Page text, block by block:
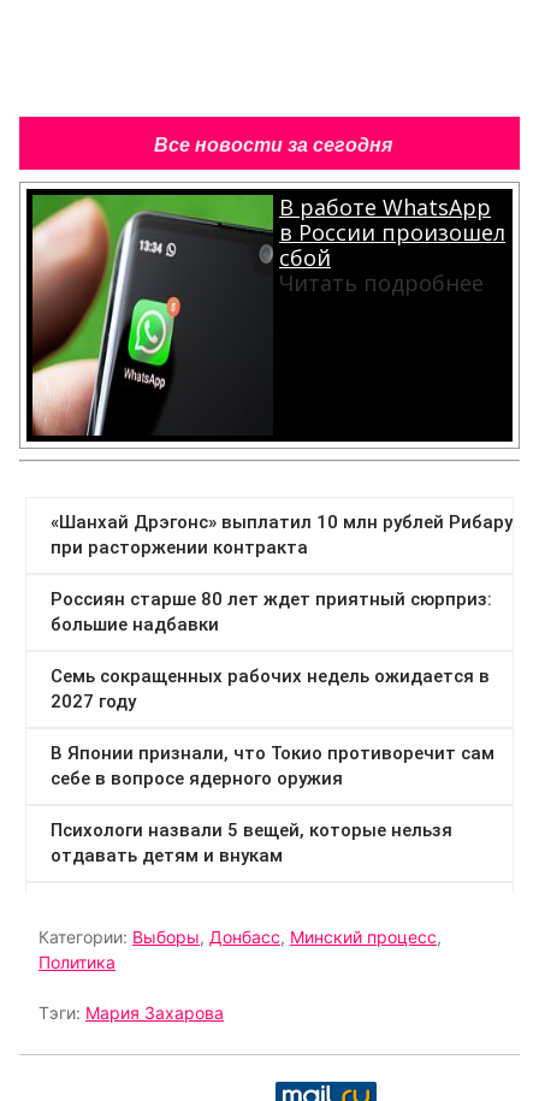
Все новости за сегодня
В работе WhatsApp
в России произошел
сбой
Читать подробнее
Категории: Выборы, Донбасс, Минский процесс,
Политика
Тэги: Мария Захарова